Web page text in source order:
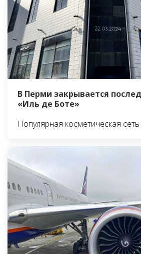
В Перми закрывается
«Иль де Боте»
Популярная косметическая